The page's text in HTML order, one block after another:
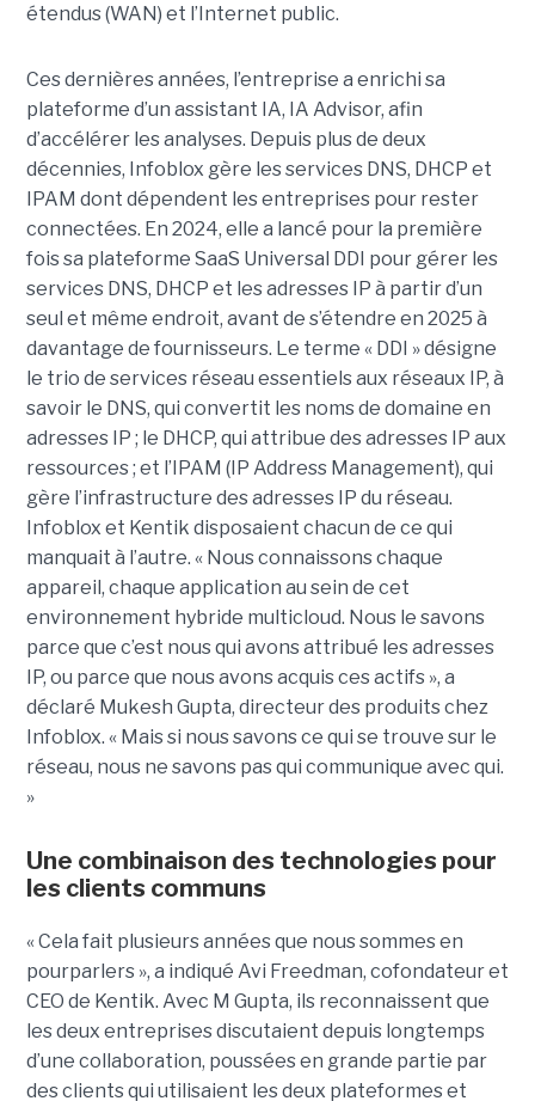
étendus (WAN) et l’Internet public.
Ces dernières années, l’entreprise a enrichi sa
plateforme d’un assistant IA, IA Advisor, afin
d’accélérer les analyses. Depuis plus de deux
décennies, Infoblox gère les services DNS, DHCP et
IPAM dont dépendent les entreprises pour rester
connectées. En 2024, elle a lancé pour la première
fois sa plateforme SaaS Universal DDI pour gérer les
services DNS, DHCP et les adresses IP à partir d’un
seul et même endroit, avant de s’étendre en 2025 à
davantage de fournisseurs. Le terme « DDI » désigne
le trio de services réseau essentiels aux réseaux IP, à
savoir le DNS, qui convertit les noms de domaine en
adresses IP ; le DHCP, qui attribue des adresses IP aux
ressources ; et l’IPAM (IP Address Management), qui
gère l’infrastructure des adresses IP du réseau.
Infoblox et Kentik disposaient chacun de ce qui
manquait à l’autre. « Nous connaissons chaque
appareil, chaque application au sein de cet
environnement hybride multicloud. Nous le savons
parce que c’est nous qui avons attribué les adresses
IP, ou parce que nous avons acquis ces actifs », a
déclaré Mukesh Gupta, directeur des produits chez
Infoblox. « Mais si nous savons ce qui se trouve sur le
réseau, nous ne savons pas qui communique avec qui.
»
Une combinaison des technologies pour
les clients communs
« Cela fait plusieurs années que nous sommes en
pourparlers », a indiqué Avi Freedman, cofondateur et
CEO de Kentik. Avec M Gupta, ils reconnaissent que
les deux entreprises discutaient depuis longtemps
d’une collaboration, poussées en grande partie par
des clients qui utilisaient les deux plateformes et